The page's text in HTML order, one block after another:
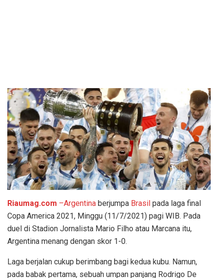
Riaumag.com –Argentina berjumpa Brasil pada laga final
Copa America 2021, Minggu (11/7/2021) pagi WIB. Pada
duel di Stadion Jornalista Mario Filho atau Marcana itu,
Argentina menang dengan skor 1-0.
Laga berjalan cukup berimbang bagi kedua kubu. Namun,
pada babak pertama, sebuah umpan panjang Rodrigo De